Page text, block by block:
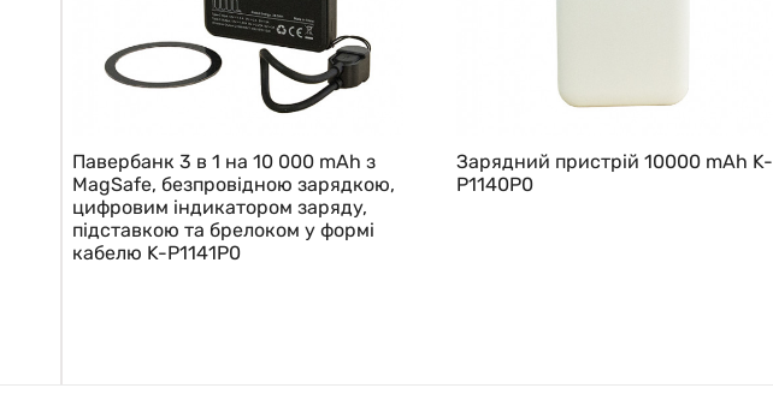
Павербанк 3 в 1 на 10 000 mAh з
MagSafe, безпровідною зарядкою,
цифровим індикатором заряду,
підставкою та брелоком у формі
кабелю K-P1141P0
Зарядний пристрій 10000 mAh K-
P1140P0